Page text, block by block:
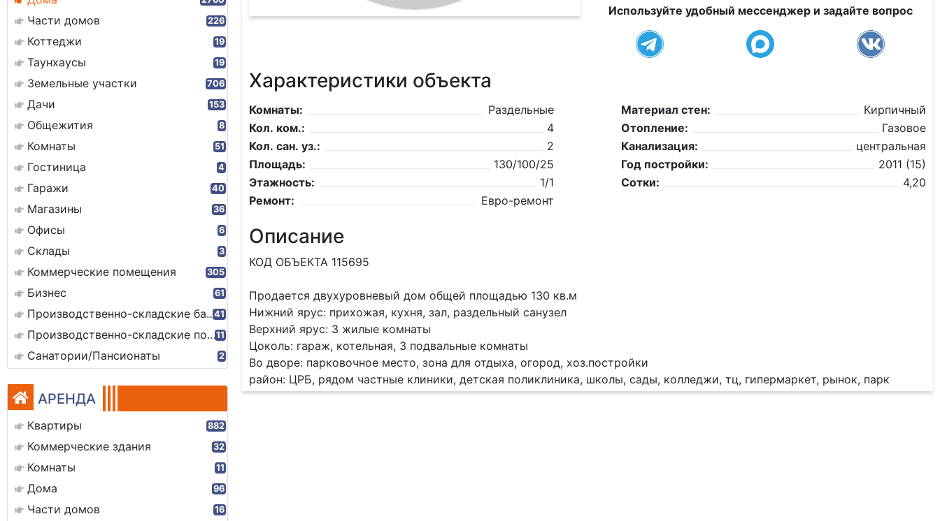
Части домов 226
Коттеджи 19
Таунхаусы 19
Земельные участки 706
Дачи 153
Общежития 8
Комнаты 51
Гостиница 4
Гаражи 40
Магазины 36
Офисы 6
Склады 3
Коммерческие помещения 305
Бизнес 61
Производственно-складские базы41
Производственно-складские помещения11
Санатории/Пансионаты 2
АРЕНДА
Квартиры 882
Коммерческие здания 32
Комнаты 11
Дома 96
Части домов 16
Используйте удобный мессенджер и задайте вопрос
Характеристики объекта
Комнаты:
Раздельные
Кол. ком.:
4
Кол. сан. уз.:
2
Площадь:
130/100/25
Этажность:
1/1
Ремонт:
Евро-ремонт
Материал стен:
Кирпичный
Отопление:
Газовое
Канализация:
центральная
Год постройки:
2011 (15)
Сотки:
4,20
Описание
КОД ОБЪЕКТА 115695
Продается двухуровневый дом общей площадью 130 кв.м
Нижний ярус: прихожая, кухня, зал, раздельный санузел
Верхний ярус: 3 жилые комнаты
Цоколь: гараж, котельная, 3 подвальные комнаты
Во дворе: парковочное место, зона для отдыха, огород, хоз.постройки
район: ЦРБ, рядом частные клиники, детская поликлиника, школы, сады, колледжи, тц, гипермаркет, рынок, парк